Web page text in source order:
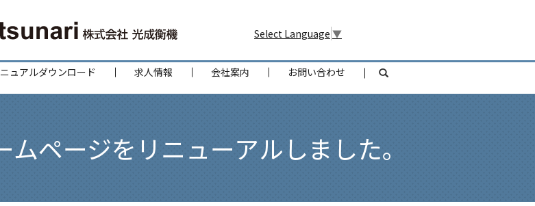
Select Language ▼
ュアルダウンロード 求人情報 会社案内 お問い合わせ search
ページをリニューアルしました。